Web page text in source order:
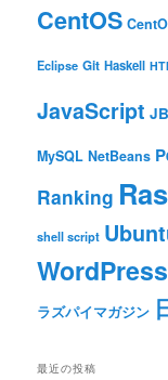
CentOS
Eclipse Git Haskell
JavaScript
MySQL NetBeans
Ranking
shell script
WordPress
ラズパイマガジン
最近の投稿